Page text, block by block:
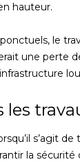
hauteur.
le
une perte
s’agit
la